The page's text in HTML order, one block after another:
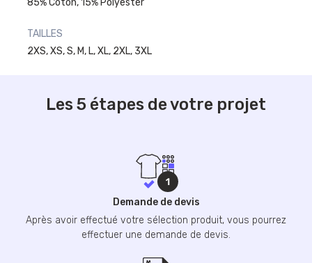
TAILLES
2XS, XS, S, M, L, XL, 2XL, 3XL
Les 5 étapes de votre projet
Demande de devis
Après avoir effectué votre sélection produit, vous pourrez
effectuer une demande de devis.